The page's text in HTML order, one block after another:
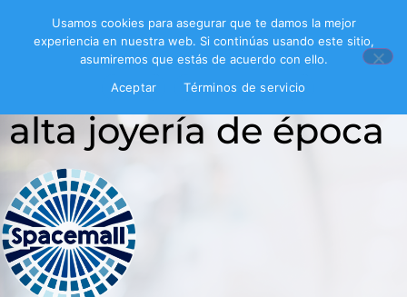
/ Productos etiquetados “alta joyería de época”
alta joyería de época
Usamos cookies para asegurar que te damos la mejor
experiencia en nuestra web. Si continúas usando este sitio,
asumiremos que estás de acuerdo con ello.
Aceptar
Términos de servicio